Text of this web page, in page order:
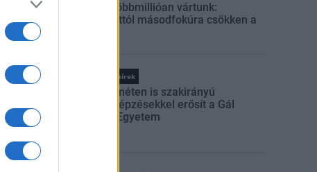
Amire többmillióan vártunk:
szombattól másodfokúra csökken a
Országos hírek
Kecskeméten is szakirányú
továbbképzésekkel erősít a Gál
Ferenc Egyetem